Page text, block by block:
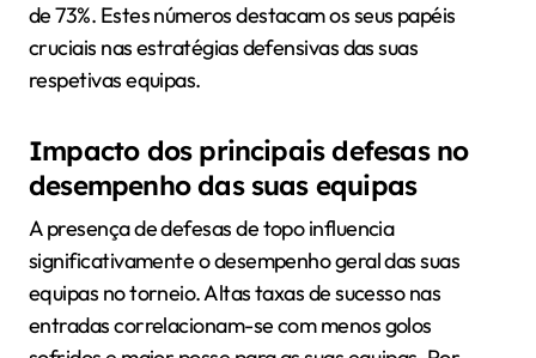
de 73%. Estes números destacam os seus papéis
cruciais nas estratégias defensivas das suas
respetivas equipas.
Impacto dos principais defesas no
desempenho das suas equipas
A presença de defesas de topo influencia
significativamente o desempenho geral das suas
equipas no torneio. Altas taxas de sucesso nas
entradas correlacionam-se com menos golos